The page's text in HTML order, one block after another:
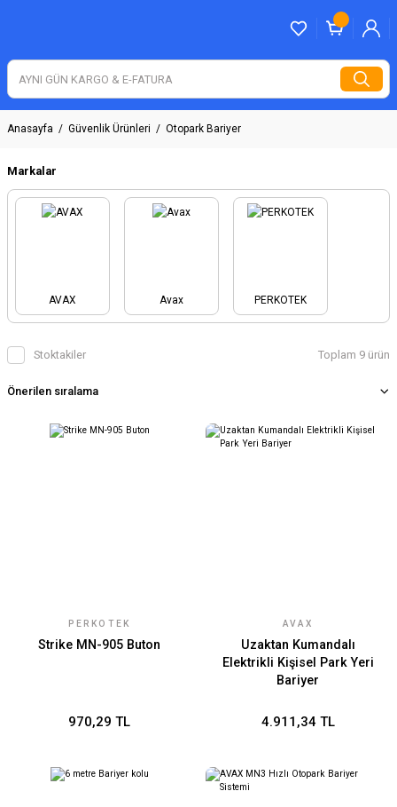
Anasayfa Güvenlik Ürünleri Otopark Bariyer
Markalar
AVAX Avax PERKOTEK
Stoktakiler Toplam 9 ürün
PERKOTEK
Strike MN-905 Buton
970,29 TL
AVAX
Uzaktan Kumandalı
Elektrikli Kişisel Park Yeri
Bariyer
4.911,34 TL